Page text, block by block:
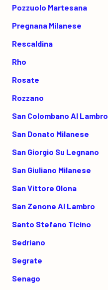
Pozzuolo Martesana
Pregnana Milanese
Rescaldina
Rho
Rosate
Rozzano
San Colombano Al Lambro
San Donato Milanese
San Giorgio Su Legnano
San Giuliano Milanese
San Vittore Olona
San Zenone Al Lambro
Santo Stefano Ticino
Sedriano
Segrate
Senago